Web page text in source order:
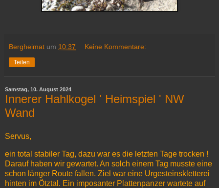
Bergheimat um 10:37 Keine Kommentare:
Teilen
Samstag, 10. August 2024
Innerer Hahlkogel ' Heimspiel ' NW
Wand
Servus,
ein total stabiler Tag, dazu war es die letzten Tage trocken !
Darauf haben wir gewartet. An solch einem Tag musste eine
schon länger Route fallen. Ziel war eine Urgesteinskletterei
hinten im Ötztal. Ein imposanter Plattenpanzer wartete auf